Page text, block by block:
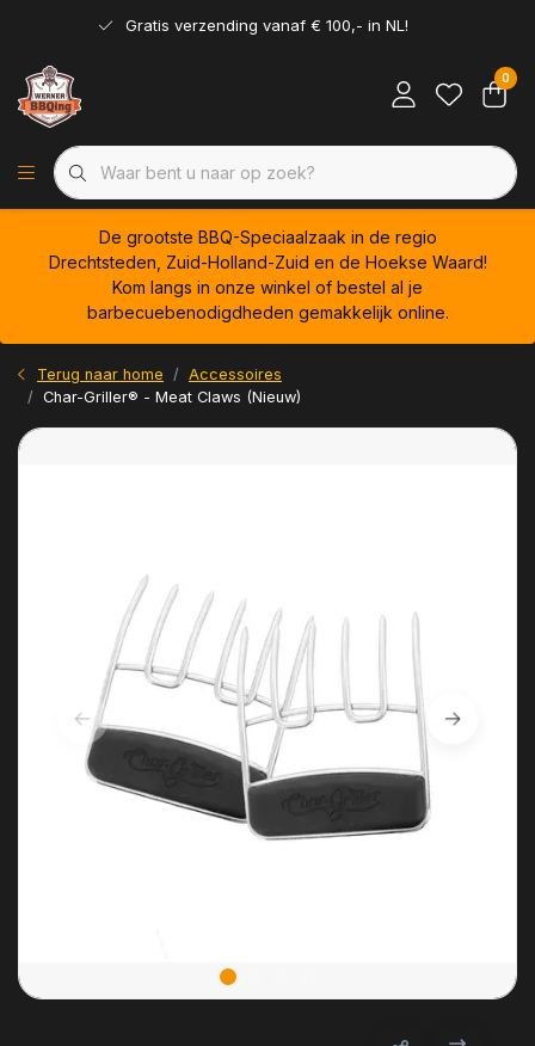
Gratis verzending vanaf € 100,- in NL!
0
De grootste BBQ-Speciaalzaak in de regio
Drechtsteden, Zuid-Holland-Zuid en de Hoekse Waard!
Kom langs in onze winkel of bestel al je
barbecuebenodigdheden gemakkelijk online.
Terug naar home
Accessoires
Char-Griller® - Meat Claws (Nieuw)